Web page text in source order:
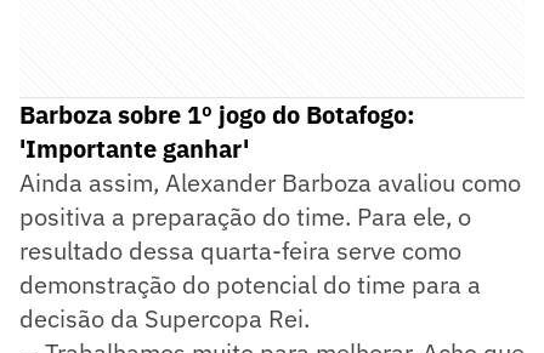
Barboza sobre 1º jogo do Botafogo:
'Importante ganhar'
Ainda assim, Alexander Barboza avaliou como
positiva a preparação do time. Para ele, o
resultado dessa quarta-feira serve como
demonstração do potencial do time para a
decisão da Supercopa Rei.